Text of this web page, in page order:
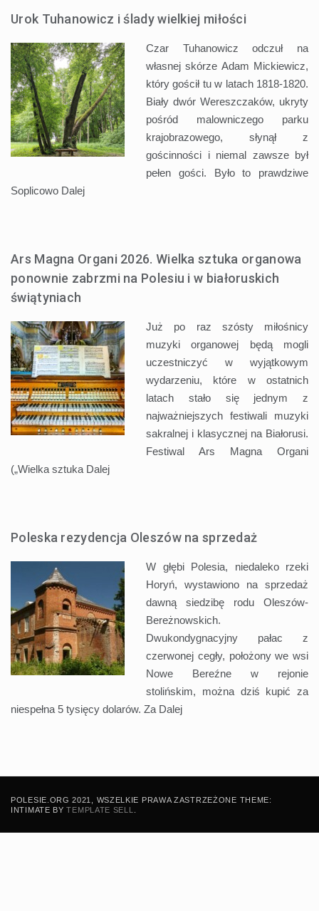
Urok Tuhanowicz i ślady wielkiej miłości
Czar Tuhanowicz odczuł na
własnej skórze Adam Mickiewicz,
który gościł tu w latach 1818-1820.
Biały dwór Wereszczaków, ukryty
pośród malowniczego parku
krajobrazowego, słynął z
gościnności i niemal zawsze był
pełen gości. Było to prawdziwe
Soplicowo Dalej
Ars Magna Organi 2026. Wielka sztuka organowa
ponownie zabrzmi na Polesiu i w białoruskich
świątyniach
Już po raz szósty miłośnicy
muzyki organowej będą mogli
uczestniczyć w wyjątkowym
wydarzeniu, które w ostatnich
latach stało się jednym z
najważniejszych festiwali muzyki
sakralnej i klasycznej na Białorusi.
Festiwal Ars Magna Organi
(„Wielka sztuka Dalej
Poleska rezydencja Oleszów na sprzedaż
W głębi Polesia, niedaleko rzeki
Horyń, wystawiono na sprzedaż
dawną siedzibę rodu Oleszów-
Bereżnowskich.
Dwukondygnacyjny pałac z
czerwonej cegły, położony we wsi
Nowe Bereźne w rejonie
stolińskim, można dziś kupić za
niespełna 5 tysięcy dolarów. Za Dalej
POLESIE.ORG 2021, WSZELKIE PRAWA ZASTRZEŻONE THEME:
INTIMATE BYTEMPLATE SELL